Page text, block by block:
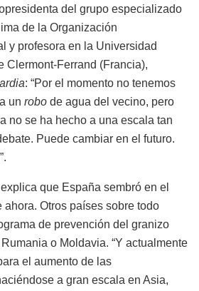
del grupo especializado
de la Organización
y profesora en la Universidad
Clermont-Ferrand (Francia),
: “Por el momento no tenemos
un robo de agua del vecino, pero
no se ha hecho a una escala tan
Puede cambiar en el futuro.
que España sembró en el
ahora. Otros países sobre todo
de prevención del granizo
o Moldavia. “Y actualmente
el aumento de las
a gran escala en Asia,